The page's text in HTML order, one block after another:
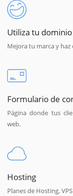
Utiliza tu dominio
Mejora tu marca y
Formulario de
Página donde tus
web.
Hosting
Planes de Hosting,